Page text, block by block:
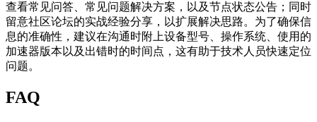
查看常见问答、常见问题解决方案，以及节点状态公告；同时
留意社区论坛的实战经验分享，以扩展解决思路。为了确保信
息的准确性，建议在沟通时附上设备型号、操作系统、使用的
加速器版本以及出错时的时间点，这有助于技术人员快速定位
问题。
FAQ